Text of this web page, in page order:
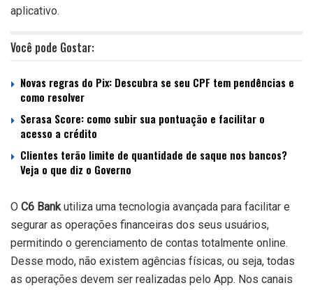
aplicativo.
Você pode Gostar:
Novas regras do Pix: Descubra se seu CPF tem pendências e
como resolver
Serasa Score: como subir sua pontuação e facilitar o
acesso a crédito
Clientes terão limite de quantidade de saque nos bancos?
Veja o que diz o Governo
O C6 Bankutiliza uma tecnologia avançada para facilitar e
segurar as operações financeiras dos seus usuários,
permitindo o gerenciamento de contas totalmente online.
Desse modo, não existem agências físicas, ou seja, todas
as operações devem ser realizadas pelo App. Nos canais